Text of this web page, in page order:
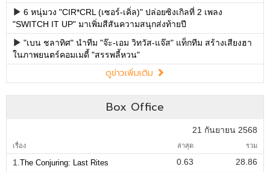
6 หนุ่มวง "CIR*CRL (เซอร์-เคิ่ล)" ปล่อยซิงเกิลที่ 2 เพลง
"SWITCH IT UP" มาเพิ่มสีสันความสนุกส่งท้ายปี
"เบน ชลาทิศ" นำทีม "จ๊ะ-เอม วิทวัส-แจ๊ส" แท็กทีม สร้างเสียงฮา
ในภาพยนตร์คอมเมดี้ "สรรพลี้หวน"
ดูข่าวเพิ่มเติม
Box Office
21 กันยายน 2568
เรื่อง ล่าสุด รวม
1. The Conjuring: Last Rites 0.63
28.86